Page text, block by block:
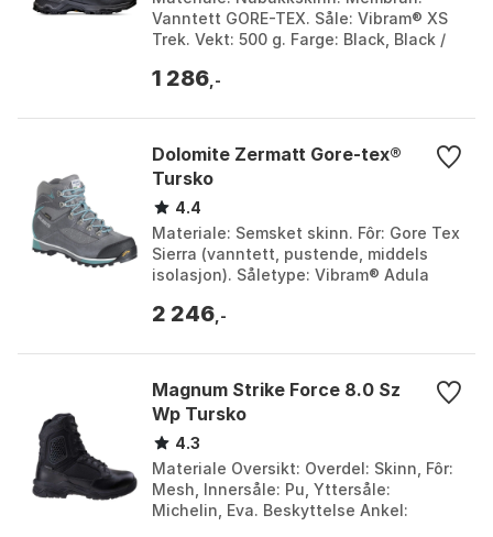
Vanntett GORE-TEX. Såle: Vibram® XS
Trek. Vekt: 500 g. Farge: Black, Black /
Dark iguana...
1 286 ,-
Dolomite Zermatt Gore-tex®
Tursko
4.4
Materiale: Semsket skinn. Fôr: Gore Tex
Sierra (vanntett, pustende, middels
isolasjon). Såletype: Vibram® Adula
Farge: Gra...
2 246 ,-
Magnum Strike Force 8.0 Sz
Wp Tursko
4.3
Materiale Oversikt: Overdel: Skinn, Fôr:
Mesh, Innersåle: Pu, Yttersåle:
Michelin, Eva. Beskyttelse Ankel: